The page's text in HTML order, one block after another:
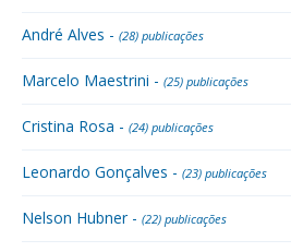
André Alves - (28) publicações
Marcelo Maestrini - (25) publicações
Cristina Rosa - (24) publicações
Leonardo Gonçalves - (23) publicações
Nelson Hubner - (22) publicações